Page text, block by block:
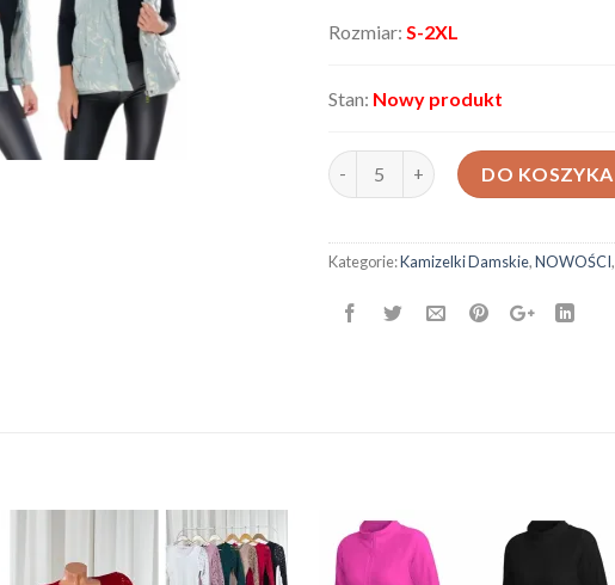
Rozmiar: S-2XL
Stan: Nowy produkt
ilość Bezrękawnik damski 6003619
DO KOSZYKA
Kategorie:Kamizelki Damskie,NOWOŚCI,